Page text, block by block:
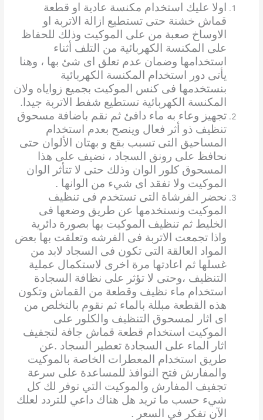
اولا عليك استخدام مكنسة عادية او قطعة
قماش خشنة حتى تستطيع ازالة الاتربة او
الاوساخ صعبة من على الموكيت وذلك للحفاظ
على المكنسة الكهربائية من التلف أثناء
استخدامها وضمان عدم تعلق اى شئ بها ، وهنا
يأتى دور استخدام المكنسة الكهربائية
بنستخدمها فى كنس الموكيت بجميع زواياه ولان
المكنسة الكهربائية تستطيع شفط الاتربة جيدا.
تجهيز وعاء به ماء دافئ ثم نقم باضافة مسحوق
تنظيف ذو أثر فعال وينصح بعدم استخدام
المساحيق التى تسبب بقع و بهتان الألوان حتى
نحافظ على رونق السجاد ، نضيف على هذا
المسحوق كلور الوان وذلك حتى لا تتأثر الوان
الموكيت ولا تفقد اى شيء من الوانها .
نحضر الفرشاة التى تستخدم فى تنظيف
الموكيت ونستخدمها عن طريق وضعها فى
الخليط ثم تنظيف الموكيت بها بصورة دائرية
واذا تجمعت الاتربة فى الفرشه وتعلقت بها بعض
المواد العالقة التى تكون فى السجاد لابد من
غسلها ثم اعادتها مرة اخرى لاستكمال عملية
التنظيف ،وحتى لا تؤثر على نظافة السجادة
استخدام ماء نظيف وقطعة من القماش وتكون
هذه القطعة مبللة بالماء ثم نقوم بالتخلص من
اى اثار لمسحوق التنظيف والكلور على
الموكيت استخدام قطعة قماش جافة لتجفيف
اثار الماء على السجادة تعطير السجاد .عن
طريق استخدام المعطرات الخاصة بالموكيت
والمفارش فتح النوافذ للمساعدة على سرعة
تجفيف المفارش والموكيت التي توفر لك كل
شيء حسب ما تريد هل هناك داعي للتردد لعلك
الآن تفكر في السعر .